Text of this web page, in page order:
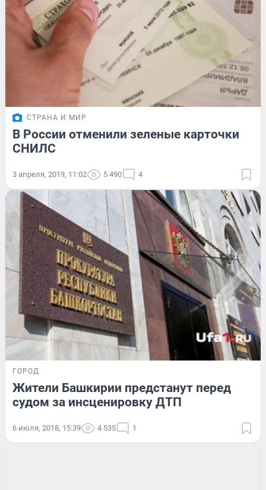
СТРАНА И МИР
В России отменили зеленые карточки
СНИЛС
3 апреля, 2019, 11:02 5 490 4
ГОРОД
Жители Башкирии предстанут перед
судом за инсценировку ДТП
6 июля, 2018, 15:39 4 535 1